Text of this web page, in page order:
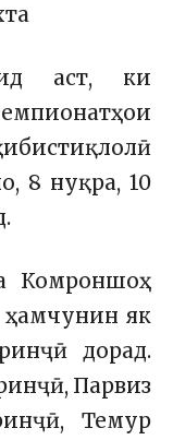
аст, ки
8 нуқра, 10
Комроншоҳ
ҳамчунин як
дорад.
Парвиз
Темур